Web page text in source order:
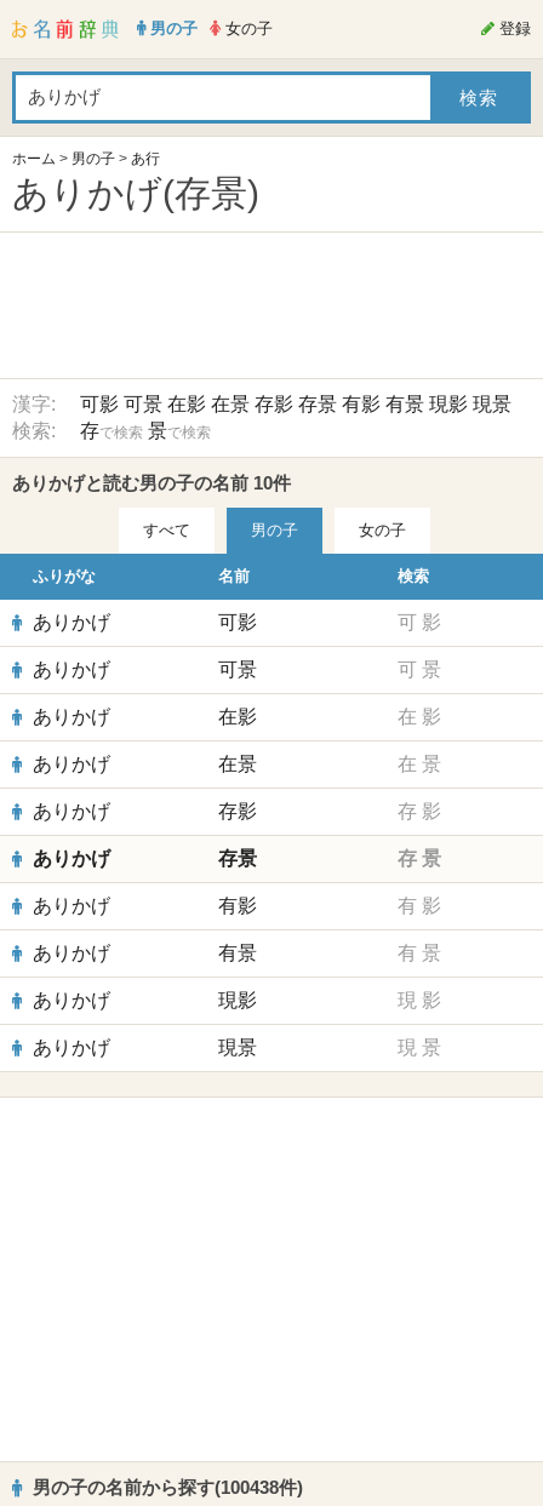
男の子 女の子 登録
ホーム > 男の子 > あ行
ありかげ(存景)
漢字: 可影 可景 在影 在景 存影 存景 有影 有景 現影 現景
検索:
存で検索 景で検索
ありかげと読む男の子の名前 10件
すべて 男の子 女の子
ふりがな 名前 検索
ありかげ 可影 可 影
ありかげ 可景 可 景
ありかげ 在影 在 影
ありかげ 在景 在 景
ありかげ 存影 存 影
ありかげ 存景 存 景
ありかげ 有影 有 影
ありかげ 有景 有 景
ありかげ 現影 現 影
ありかげ 現景 現 景
男の子の名前から探す(100438件)